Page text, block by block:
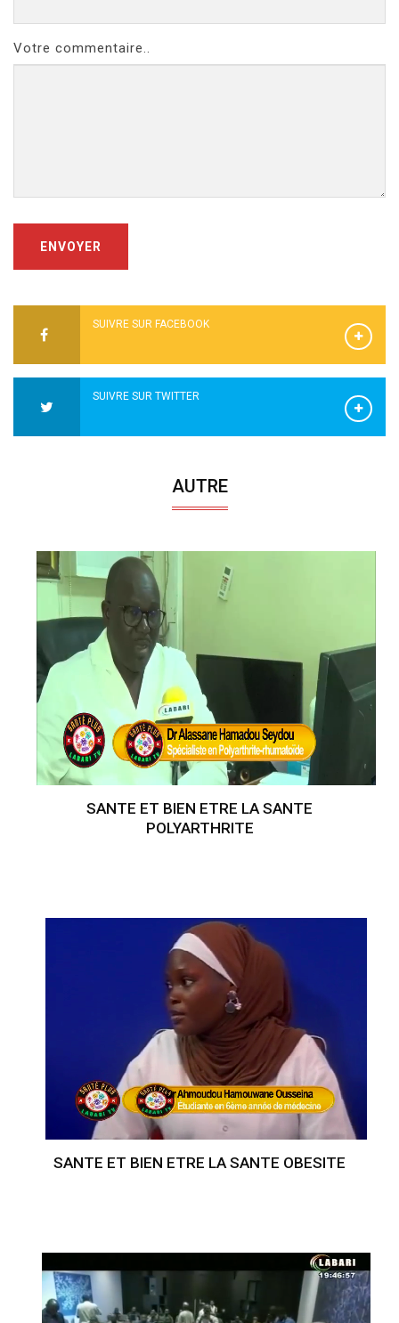
Votre commentaire..
ENVOYER
SUIVRE SUR FACEBOOK
SUIVRE SUR TWITTER
AUTRE
SANTE ET BIEN ETRE LA SANTE
POLYARTHRITE
SANTE ET BIEN ETRE LA SANTE OBESITE